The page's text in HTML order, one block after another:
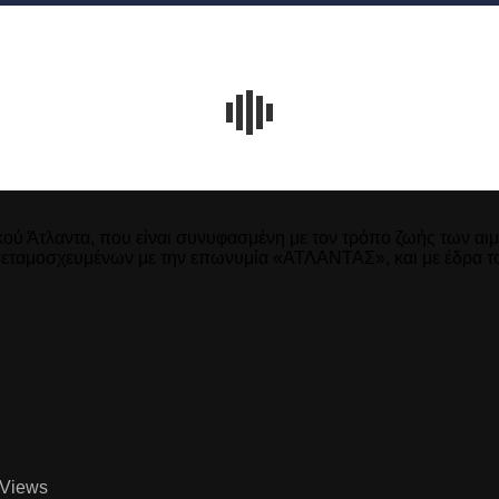
Άτλαντα, που είναι συνυφασμένη με τον τρόπο ζωής των
Views